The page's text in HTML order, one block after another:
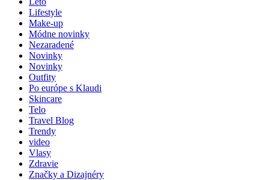
Lifestyle
Make-up
Módne novinky
Nezaradené
Novinky
Novinky
Outfity
Po európe s Klaudi
Skincare
Telo
Travel Blog
Trendy
video
Vlasy
Zdravie
Značky a Dizajnéry